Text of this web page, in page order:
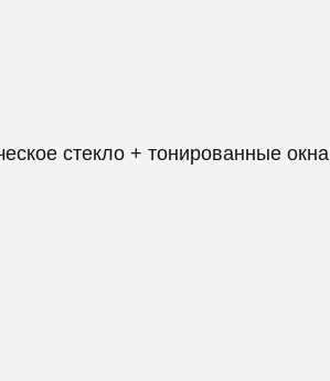
стекло + тонированные окна